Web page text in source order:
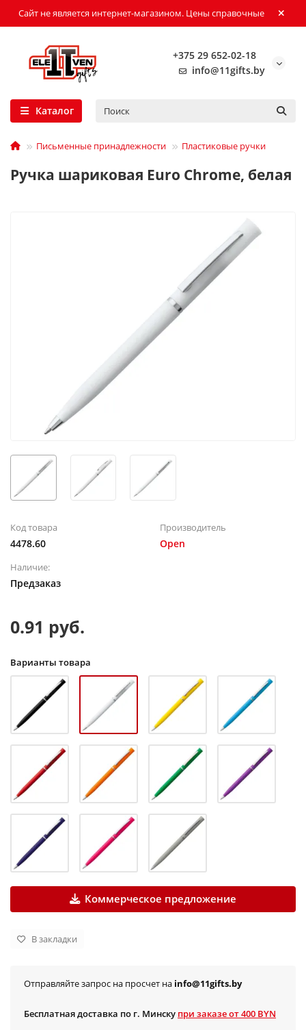
Сайт не является интернет-магазином. Цены справочные
+375 29 652-02-18
info@11gifts.by
Каталог
Письменные принадлежности Пластиковые ручки
Ручка шариковая Euro Chrome, белая
Код товара
4478.60
Производитель
Open
Наличие:
Предзаказ
0.91 руб.
Варианты товара
Коммерческое предложение
В закладки
Отправляйте запрос на просчет на info@11gifts.by
Бесплатная доставка по г. Минску при заказе от 400 BYN